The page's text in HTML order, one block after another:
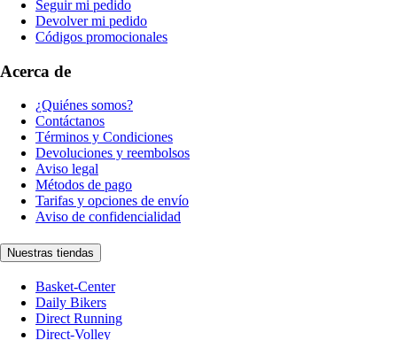
Seguir mi pedido
Devolver mi pedido
Códigos promocionales
Acerca de
¿Quiénes somos?
Contáctanos
Términos y Condiciones
Devoluciones y reembolsos
Aviso legal
Métodos de pago
Tarifas y opciones de envío
Aviso de confidencialidad
Nuestras tiendas
Basket-Center
Daily Bikers
Direct Running
Direct-Volley